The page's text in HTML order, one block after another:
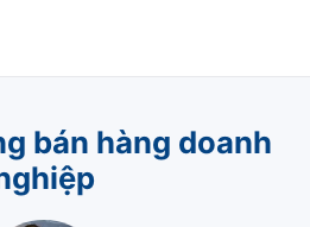
bán hàng doanh